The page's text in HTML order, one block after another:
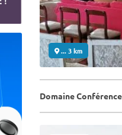
... 3 km
Domaine